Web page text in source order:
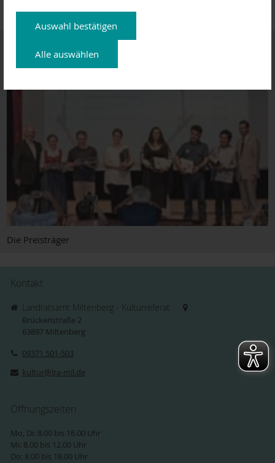
Auswahl bestätigen
Alle auswählen
Die Preisträger
Kontakt
Landratsamt Miltenberg - Kulturreferat
Brückenstraße 2
63897 Miltenberg
09371 501-503
kultur@lra-mil.de
Öffnungszeiten
Mo, Di: 8.00 bis 16.00 Uhr
Mi: 8.00 bis 12.00 Uhr
Do: 8.00 bis 18.00 Uhr